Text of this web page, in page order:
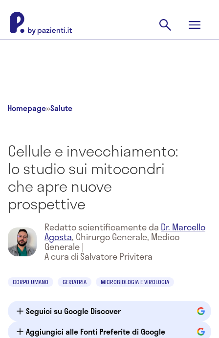
Homepage»Salute
Cellule e invecchiamento:
lo studio sui mitocondri
che apre nuove
prospettive
Redatto scientificamente da Dr. Marcello
Agosta, Chirurgo Generale, Medico
Generale|
A cura di Salvatore Privitera
CORPO UMANO GERIATRIA MICROBIOLOGIA E VIROLOGIA
Seguici su Google Discover
Aggiungici alle Fonti Preferite di Google